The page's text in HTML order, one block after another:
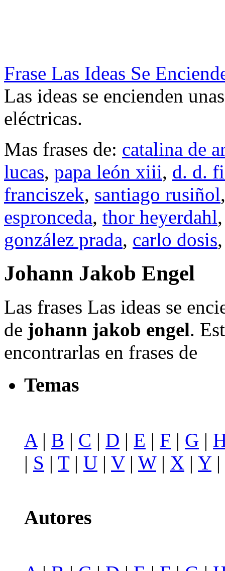
Frase Las Ideas Se
Las ideas se encienden
eléctricas.
Mas frases de: catalina de
lucas, papa león xiii, d. d.
franciszek, santiago rusiñol
espronceda, thor heyerdahl
gonzález prada, carlo dosis,
Johann Jakob Engel
Las frases Las ideas se
de johann jakob engel.
encontrarlas en frases de
Temas
A | B | C | D | E | F | G |
| S | T| U | V| W| X | Y|
Autores